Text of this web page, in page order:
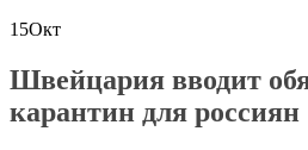
15Окт
Швейцария вводит
карантин для россиян